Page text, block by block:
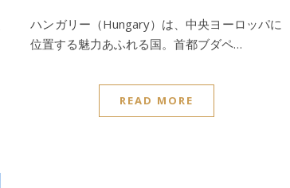
ハンガリー（Hungary）は、中央ヨーロッパに
位置する魅力あふれる国。首都ブダペ…
READ MORE